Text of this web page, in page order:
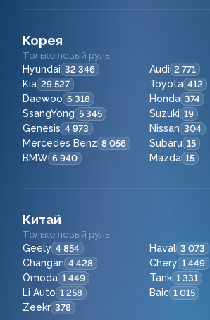
Корея
Только левый руль
Hyundai 32 346 Audi 2 771
Kia 29 527 Toyota 412
Daewoo 6 318 Honda 374
SsangYong 5 345 Suzuki 19
Genesis 4 973 Nissan 304
Mercedes Benz 8 056 Subaru 15
BMW 6 940 Mazda 15
Китай
Только левый руль
Geely 4 854 Haval 3 073
Changan 4 428 Chery 1 449
Omoda 1 449 Tank 1 331
Li Auto 1 258 Baic 1 015
Zeekr 378